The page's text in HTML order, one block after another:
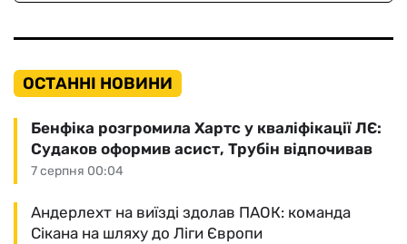
ОСТАННІ НОВИНИ
7 серпня 00:04
Бенфіка розгромила Хартс у кваліфікації ЛЄ:
Судаков оформив асист, Трубін відпочивав
Андерлехт на виїзді здолав ПАОК: команда
Сікана на шляху до Ліги Європи